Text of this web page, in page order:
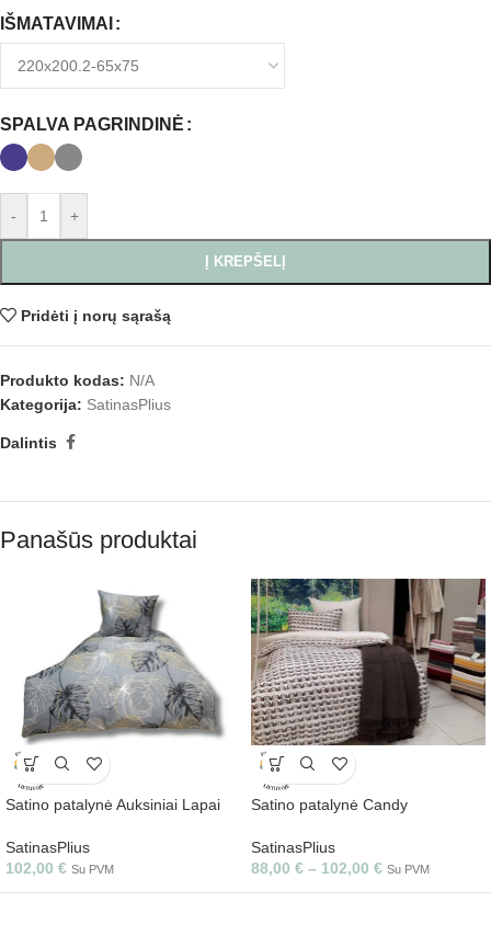
IŠMATAVIMAI
SPALVA PAGRINDINĖ
- +
Į KREPŠELĮ
Pridėti į norų sąrašą
Produkto kodas: N/A
Kategorija: SatinasPlius
Dalintis
Panašūs produktai
Satino patalynė Auksiniai Lapai
SatinasPlius
102,00 € Su PVM
Satino patalynė Candy
SatinasPlius
88,00 € – 102,00 € Su PVM